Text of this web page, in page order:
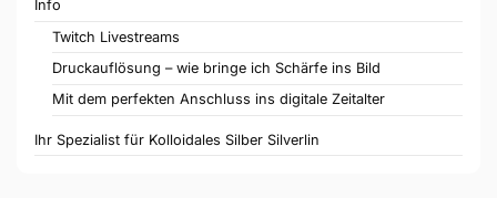
Info
Twitch Livestreams
Druckauflösung – wie bringe ich Schärfe ins Bild
Mit dem perfekten Anschluss ins digitale Zeitalter
Ihr Spezialist für Kolloidales Silber Silverlin